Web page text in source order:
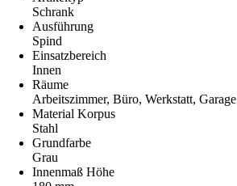
Schrank
Ausführung
Spind
Einsatzbereich
Innen
Räume
Arbeitszimmer, Büro, Werkstatt, Garage
Material Korpus
Stahl
Grundfarbe
Grau
Innenmaß Höhe